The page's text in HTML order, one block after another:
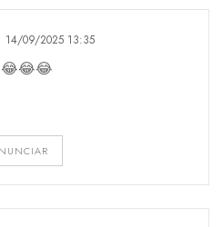
14/09/2025 13:35
😂😂😂